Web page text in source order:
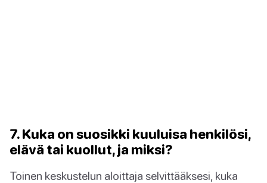
7. Kuka on suosikki kuuluisa henkilösi,
elävä tai kuollut, ja miksi?
Toinen keskustelun aloittaja selvittääksesi, kuka